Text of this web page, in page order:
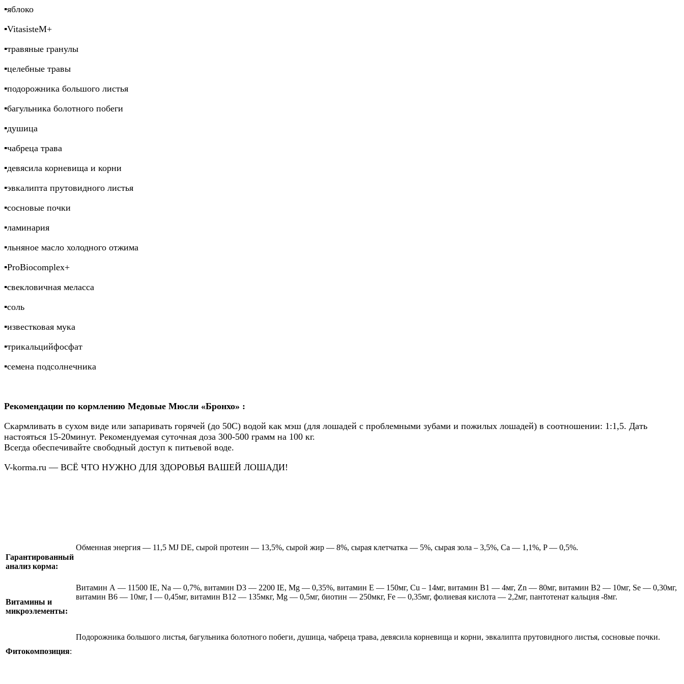
▪️яблоко
▪️VitasisteM+
▪️травяные гранулы
▪️целебные травы
▪️подорожника большого листья
▪️багульника болотного побеги
▪️душица
▪️чабреца трава
▪️девясила корневища и корни
▪️эвкалипта прутовидного листья
▪️сосновые почки
▪️ламинария
▪️льняное масло холодного отжима
▪️ProBiocomplex+
▪️свекловичная меласса
▪️соль
▪️известковая мука
▪️трикальцийфосфат
▪️семена подсолнечника
Рекомендации по кормлению Медовые Мюсли «Бронхо» :
Скармливать в сухом виде или запаривать горячей (до 50С) водой как мэш (для лошадей с проблемными зубами и пожилых лошадей) в соотношении: 1:1,5. Дать
настояться 15-20минут. Рекомендуемая суточная доза 300-500 грамм на 100 кг.
Всегда обеспечивайте свободный доступ к питьевой воде.
V-korma.ru — ВСЁ ЧТО НУЖНО ДЛЯ ЗДОРОВЬЯ ВАШЕЙ ЛОШАДИ!
Гарантированный
анализ корма:
Обменная энергия — 11,5 MJ DE, сырой протеин — 13,5%, сырой жир — 8%, сырая клетчатка — 5%, сырая зола – 3,5%, Cа — 1,1%, P — 0,5%.
Витамины и
микроэлементы:
Витамин А — 11500 IE, Na — 0,7%, витамин D3 — 2200 IE, Mg — 0,35%, витамин Е — 150мг, Cu – 14мг, витамин В1 — 4мг, Zn — 80мг, витамин В2 — 10мг, Se — 0,30мг,
витамин В6 — 10мг, I — 0,45мг, витамин В12 — 135мкг, Mg — 0,5мг, биотин — 250мкг, Fe — 0,35мг, фолиевая кислота — 2,2мг, пантотенат кальция -8мг.
Фитокомпозиция:
Подорожника большого листья, багульника болотного побеги, душица, чабреца трава, девясила корневища и корни, эвкалипта прутовидного листья, сосновые почки.